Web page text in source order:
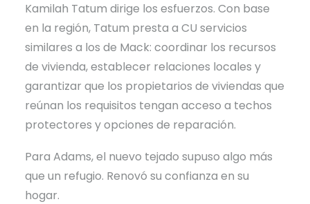
Kamilah Tatum dirige los esfuerzos. Con base
en la región, Tatum presta a CU servicios
similares a los de Mack: coordinar los recursos
de vivienda, establecer relaciones locales y
garantizar que los propietarios de viviendas que
reúnan los requisitos tengan acceso a techos
protectores y opciones de reparación.
Para Adams, el nuevo tejado supuso algo más
que un refugio. Renovó su confianza en su
hogar.